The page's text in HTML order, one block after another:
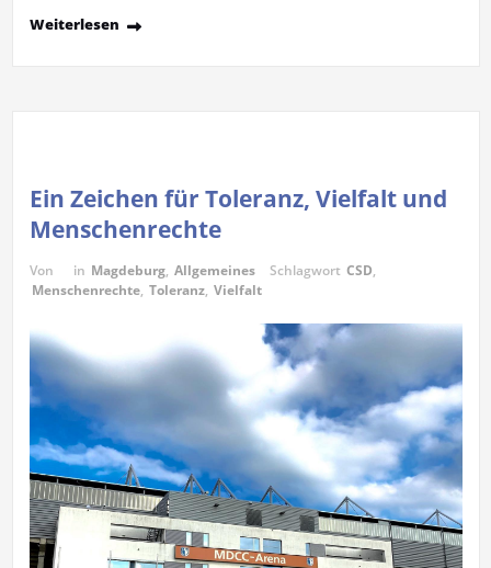
Weiterlesen
Ein Zeichen für Toleranz, Vielfalt und
Menschenrechte
Von in Magdeburg, Allgemeines Schlagwort CSD,
Menschenrechte, Toleranz, Vielfalt